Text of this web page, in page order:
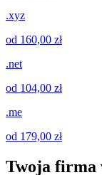
.xyz
od 160,00 zł
.net
od 104,00 zł
.me
od 179,00 zł
Twoja firma